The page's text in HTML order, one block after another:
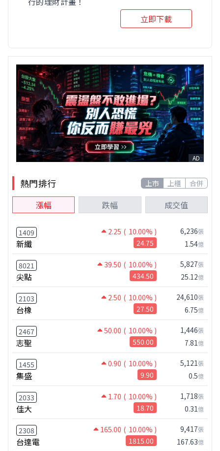
立即下載
AD
熱門排行 上市 上櫃 合併
漲幅 跌幅 成交值
1409 2.25 ( 10.00% )
新纖 24.75
6,236張
1.54億
8021 39.50 ( 10.00% )
尖點 434.50
5,827張
25.12億
2103 2.50 ( 10.00% )
台橡 27.50
24,610張
6.75億
2467 50.00 ( 10.00% )
志聖 550.00
1,446張
7.81億
1455 0.90 ( 10.00% )
集盛 9.90
5,121張
0.5億
2033 1.70 ( 10.00% )
佳大 18.70
1,718張
0.31億
2308 165.00 ( 10.00% )
台達電 1815.00
9,417張
167.63億